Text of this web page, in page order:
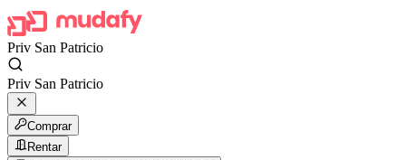
Priv San Patricio
Priv San Patricio
Comprar
Rentar